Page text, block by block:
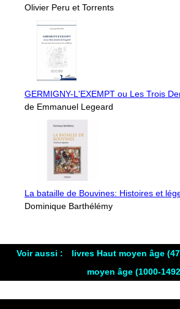
Olivier Peru et Torrents
GERMIGNY-L'EXEMPT ou Les Trois
de Emmanuel Legeard
La bataille de Bouvines: Histoires et
Dominique Barthélémy
Voir aussi : livres Haut moyen âge
moyen âge (1000-